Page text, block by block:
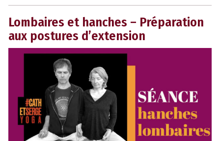
Lombaires et hanches – Préparation
aux postures d’extension